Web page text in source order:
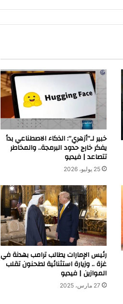
خبير لـ”أزهري”: الذكاء الاصطناعي بدأ
يفكر خارج حدود البرمجة.. والمخاطر
تتصاعد | فيديو
25 يوليو، 2026
رئيس الإمارات يطالب ترامب بهدنة في
غزة .. وزيارة استثنائية لطحنون تقلب
الموازين | فيديو
27 مارس، 2025